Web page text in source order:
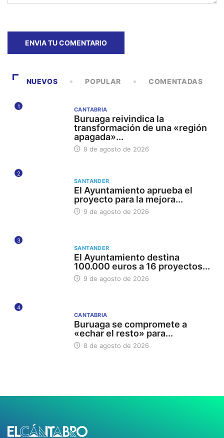
NUEVOS POPULAR COMENTADAS
1 CANTABRIA
Buruaga reivindica la
transformación de una «región
apagada»...
9 de agosto de 2026
2
SANTANDER
El Ayuntamiento aprueba el
proyecto para la mejora...
9 de agosto de 2026
3
SANTANDER
El Ayuntamiento destina
100.000 euros a 16 proyectos...
9 de agosto de 2026
4
CANTABRIA
Buruaga se compromete a
«echar el resto» para...
8 de agosto de 2026